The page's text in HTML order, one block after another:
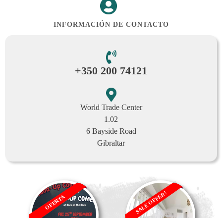
INFORMACIÓN DE CONTACTO
+350 200 74121
World Trade Center
1.02
6 Bayside Road
Gibraltar
OFERTA SALE OFFER!